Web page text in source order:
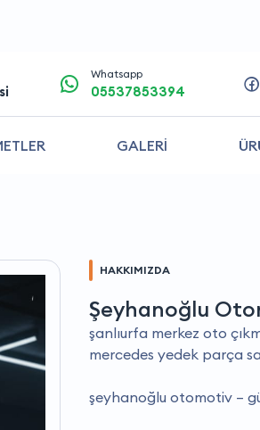
Whatsapp
05537853394
GALERİ
HAKKIMIZDA
Şeyhanoğlu
şanlıurfa merkez oto
mercedes yedek parça
şeyhanoğlu otomotiv –